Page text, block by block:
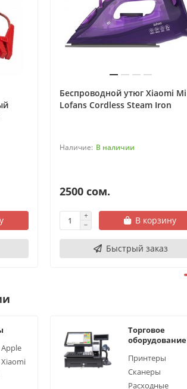
Беспроводной утюг Xiaomi Mi
Lofans Cordless Steam Iron
В наличии
2500 сом.
В корзину
Быстрый заказ
Торговое
оборудование
Принтеры
Сканеры
Расходные